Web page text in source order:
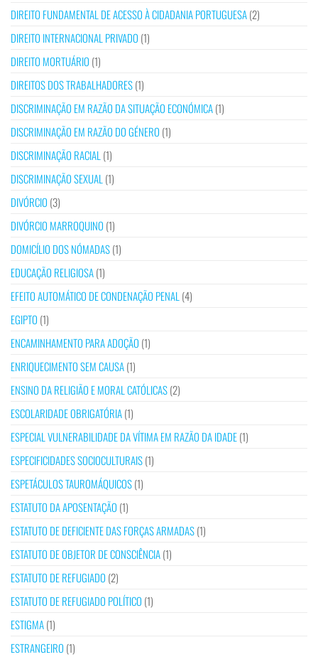
DIREITO FUNDAMENTAL DE ACESSO À CIDADANIA PORTUGUESA(2)
DIREITO INTERNACIONAL PRIVADO (1)
DIREITO MORTUÁRIO (1)
DIREITOS DOS TRABALHADORES(1)
DISCRIMINAÇÃO EM RAZÃO DA SITUAÇÃO ECONÓMICA(1)
DISCRIMINAÇÃO EM RAZÃO DO GÉNERO (1)
DISCRIMINAÇÃO RACIAL (1)
DISCRIMINAÇÃO SEXUAL (1)
DIVÓRCIO (3)
DIVÓRCIO MARROQUINO (1)
DOMICÍLIO DOS NÓMADAS(1)
EDUCAÇÃO RELIGIOSA(1)
EFEITO AUTOMÁTICO DE CONDENAÇÃO PENAL (4)
EGIPTO (1)
ENCAMINHAMENTO PARA ADOÇÃO (1)
ENRIQUECIMENTO SEM CAUSA(1)
ENSINO DA RELIGIÃO E MORAL CATÓLICAS(2)
ESCOLARIDADE OBRIGATÓRIA(1)
ESPECIAL VULNERABILIDADE DA VÍTIMA EM RAZÃO DA IDADE(1)
ESPECIFICIDADES SOCIOCULTURAIS(1)
ESPETÁCULOS TAUROMÁQUICOS(1)
ESTATUTO DA APOSENTAÇÃO (1)
ESTATUTO DE DEFICIENTE DAS FORÇAS ARMADAS(1)
ESTATUTO DE OBJETOR DE CONSCIÊNCIA(1)
ESTATUTO DE REFUGIADO (2)
ESTATUTO DE REFUGIADO POLÍTICO (1)
ESTIGMA(1)
ESTRANGEIRO (1)